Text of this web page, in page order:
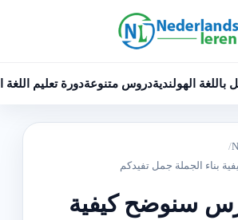
باللغة الهولنديةدروس متنوعةدورة تعليم اللغة
/
بناء الجملة جمل تفيدكم
سنوضح كيفية